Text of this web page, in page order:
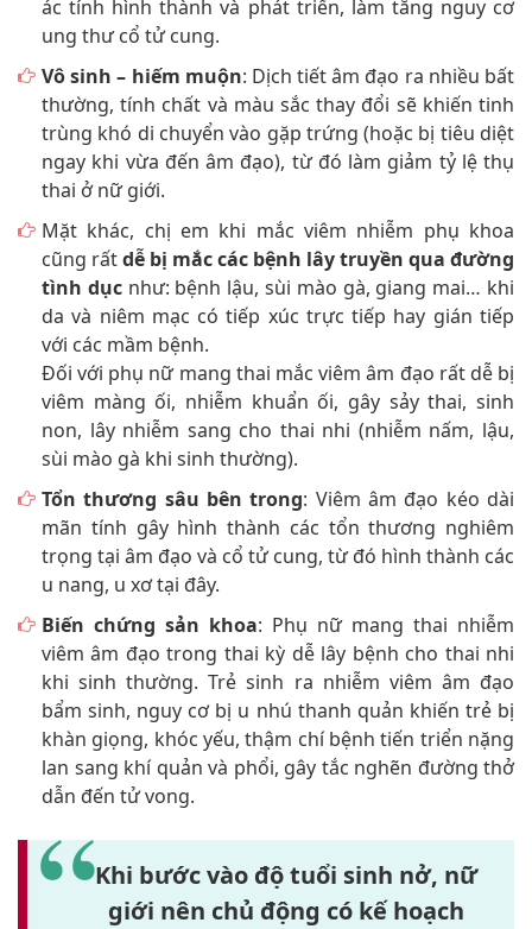
ác tính hình thành và phát triển, làm tăng nguy cơ
ung thư cổ tử cung.
Vô sinh – hiếm muộn: Dịch tiết âm đạo ra nhiều bất
thường, tính chất và màu sắc thay đổi sẽ khiến tinh
trùng khó di chuyển vào gặp trứng (hoặc bị tiêu diệt
ngay khi vừa đến âm đạo), từ đó làm giảm tỷ lệ thụ
thai ở nữ giới.
Mặt khác, chị em khi mắc viêm nhiễm phụ khoa
cũng rấtdễ bị mắc các bệnh lây truyền qua đường
tình dụcnhư: bệnh lậu, sùi mào gà, giang mai… khi
da và niêm mạc có tiếp xúc trực tiếp hay gián tiếp
với các mầm bệnh.
Đối với phụ nữ mang thai mắc viêm âm đạo rất dễ bị
viêm màng ối, nhiễm khuẩn ối, gây sảy thai, sinh
non, lây nhiễm sang cho thai nhi (nhiễm nấm, lậu,
sùi mào gà khi sinh thường).
Tổn thương sâu bên trong: Viêm âm đạo kéo dài
mãn tính gây hình thành các tổn thương nghiêm
trọng tại âm đạo và cổ tử cung, từ đó hình thành các
u nang, u xơ tại đây.
Biến chứng sản khoa: Phụ nữ mang thai nhiễm
viêm âm đạo trong thai kỳ dễ lây bệnh cho thai nhi
khi sinh thường. Trẻ sinh ra nhiễm viêm âm đạo
bẩm sinh, nguy cơ bị u nhú thanh quản khiến trẻ bị
khàn giọng, khóc yếu, thậm chí bệnh tiến triển nặng
lan sang khí quản và phổi, gây tắc nghẽn đường thở
dẫn đến tử vong.
Khi bước vào độ tuổi sinh nở, nữ
giới nên chủ động có kế hoạch